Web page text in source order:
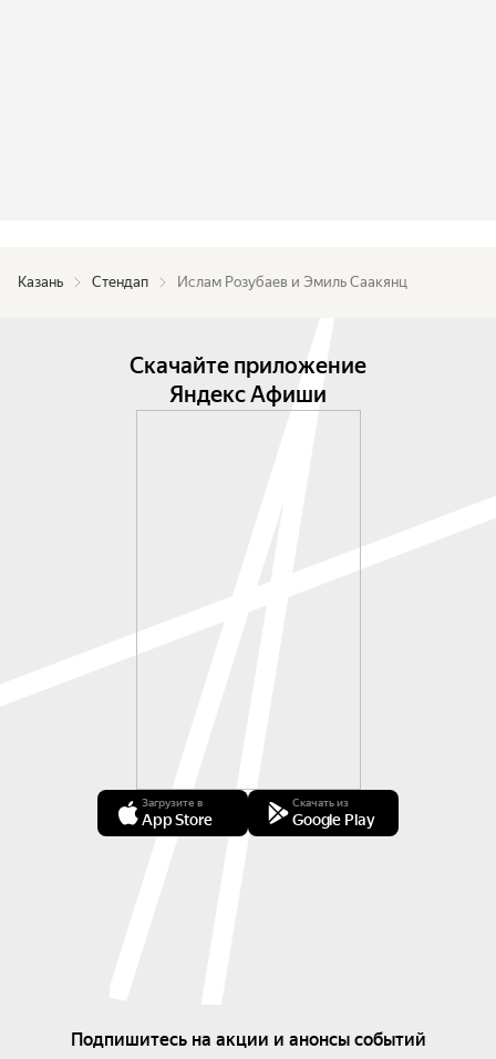
Казань Стендап Ислам Розубаев и Эмиль Саакянц
Скачайте приложение
Яндекс Афиши
Загрузите в
App Store
Скачать из
Google Play
Подпишитесь на акции и анонсы событий